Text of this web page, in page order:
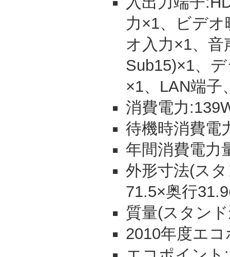
力×1、ビデ
オ入力×1、音
Sub15)×1、
×1、LAN端子
消費電力
待機時消費電
年間消費電力
外形寸法(ス
71.5×奥行
質量(スタン
2010年度エ